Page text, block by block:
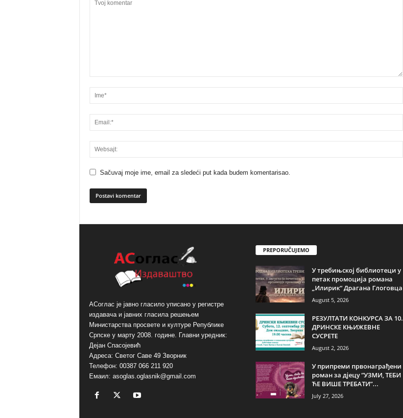
Sačuvaj moje ime, email za sledeći put kada budem komentarisao.
i
e
:
АСоглас је јавно гласило уписано у регистре
издавача и јавних гласила решењем
Министарства просвете и културе Републике
Српске у марту 2008. године. Главни уредник:
Дејан Спасојевић
Адреса: Светог Саве 49 Зворник
Телефон: 00387 066 211 920
Емаил: asoglas.oglasnik@gmail.com
PREPORUČUJEMO
У требињској библиотеци у
петак промоција романа
„Илирик“ Драгана Глоговца
August 5, 2026
РЕЗУЛТАТИ КОНКУРСА ЗА 10.
ДРИНСКЕ КЊИЖЕВНЕ
СУСРЕТЕ
August 2, 2026
У припреми првонаграђени
роман за дјецу ”УЗМИ, ТЕБИ
ЋЕ ВИШЕ ТРЕБАТИ”...
July 27, 2026